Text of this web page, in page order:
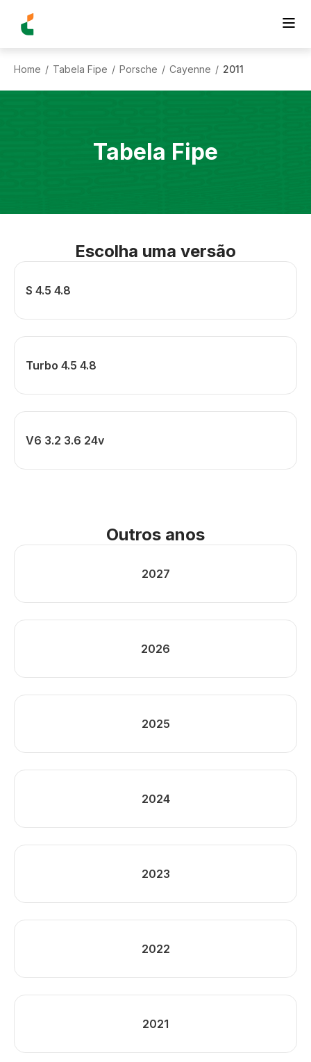
Home / Tabela Fipe / Porsche / Cayenne / 2011
Tabela Fipe
Escolha uma versão
S 4.5 4.8
Turbo 4.5 4.8
V6 3.2 3.6 24v
Outros anos
2027
2026
2025
2024
2023
2022
2021